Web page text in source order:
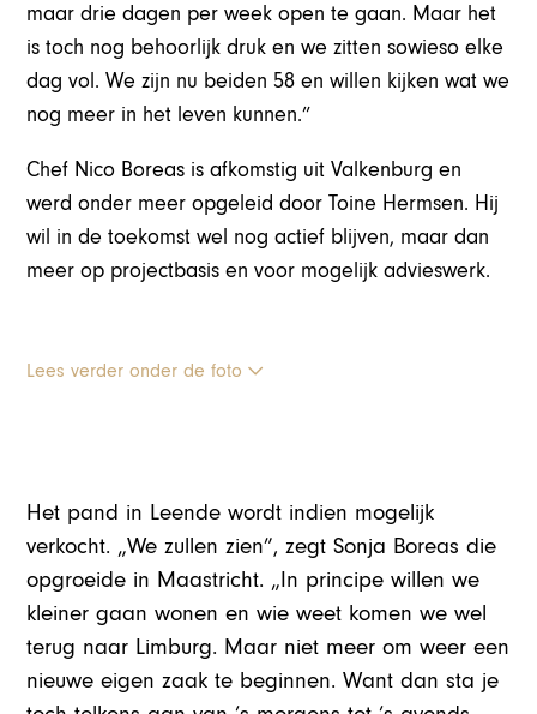
maar drie dagen per week open te gaan. Maar het
is toch nog behoorlijk druk en we zitten sowieso elke
dag vol. We zijn nu beiden 58 en willen kijken wat we
nog meer in het leven kunnen.”
Chef Nico Boreas is afkomstig uit Valkenburg en
werd onder meer opgeleid door Toine Hermsen. Hij
wil in de toekomst wel nog actief blijven, maar dan
meer op projectbasis en voor mogelijk advieswerk.
Lees verder onder de foto
Het pand in Leende wordt indien mogelijk
verkocht. „We zullen zien”, zegt Sonja Boreas die
opgroeide in Maastricht. „In principe willen we
kleiner gaan wonen en wie weet komen we wel
terug naar Limburg. Maar niet meer om weer een
nieuwe eigen zaak te beginnen. Want dan sta je